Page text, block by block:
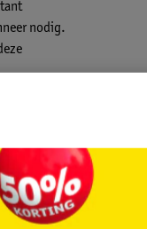
nodig.